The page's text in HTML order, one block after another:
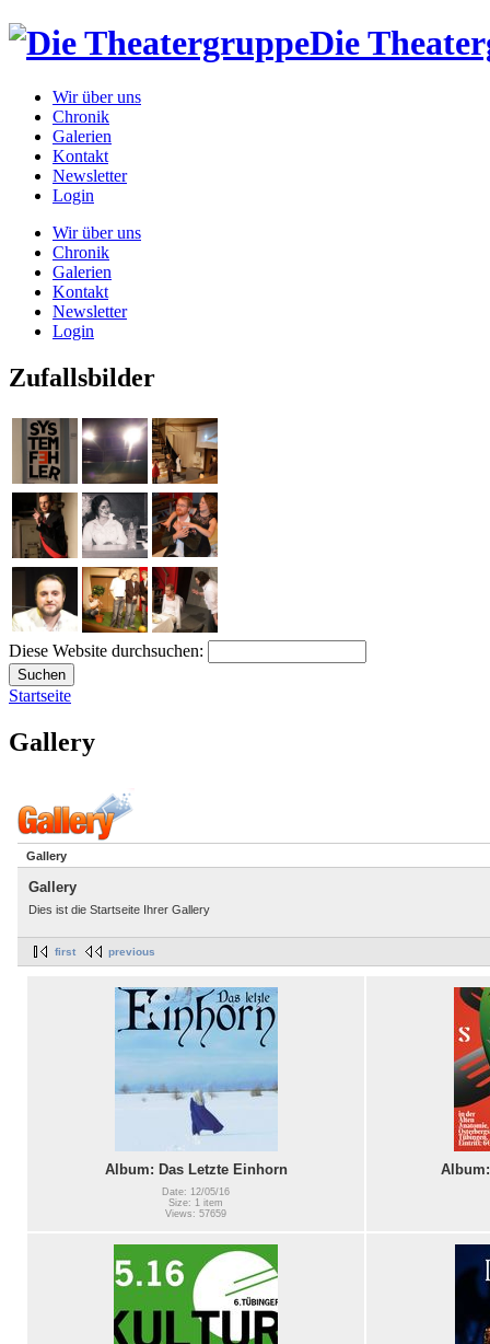
Die
Wir über uns
Chronik
Galerien
Kontakt
Newsletter
Login
Wir über uns
Chronik
Galerien
Kontakt
Newsletter
Login
Zufallsbilder
Diese Website durchsuchen:
Startseite
Gallery
Gallery
Gallery
Dies ist die Startseite Ihrer Gallery
first previous
Album: Das Letzte Einhorn
Date: 12/05/16
Size: 1 item
Views: 57659